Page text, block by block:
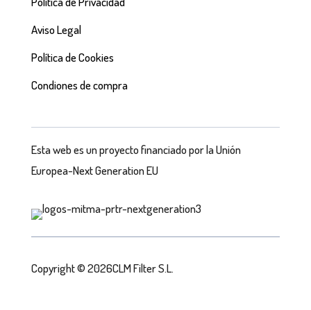
Aviso Legal
Política de Cookies
Condiones de compra
Esta web es un proyecto financiado por la Unión
Europea-Next Generation EU
Copyright © 2026CLM Filter S.L.